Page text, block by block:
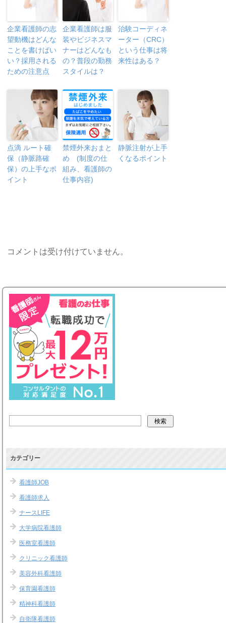
企業看護師の志
望動機はどんな
ことを書けばい
い？採用される
ための注意点
企業看護師は服
装やビジネスマ
ナーはどんなも
の？普段の勤務
スタイルは？
治験コーディネ
ーター（CRC）
という仕事は将
来性はある？
点滴 ルート確
保（静脈路確
保）の上手なポ
イント
禁煙外来おまと
め (制度の仕
組み、看護師の
仕事内容)
静脈注射が上手
くなるポイント
コメントは受け付けていません。
カテゴリー
看護師JOB
看護師求人
ナースLIFE
大学病院看護師
医務室看護師
クリニック看護師
美容外科看護師
保育園看護師
精神科看護師
自衛隊看護師